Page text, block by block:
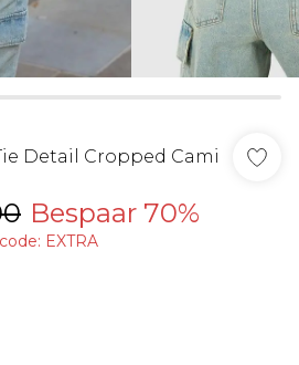
Detail Cropped Cami
Bespaar 70%
EXTRA